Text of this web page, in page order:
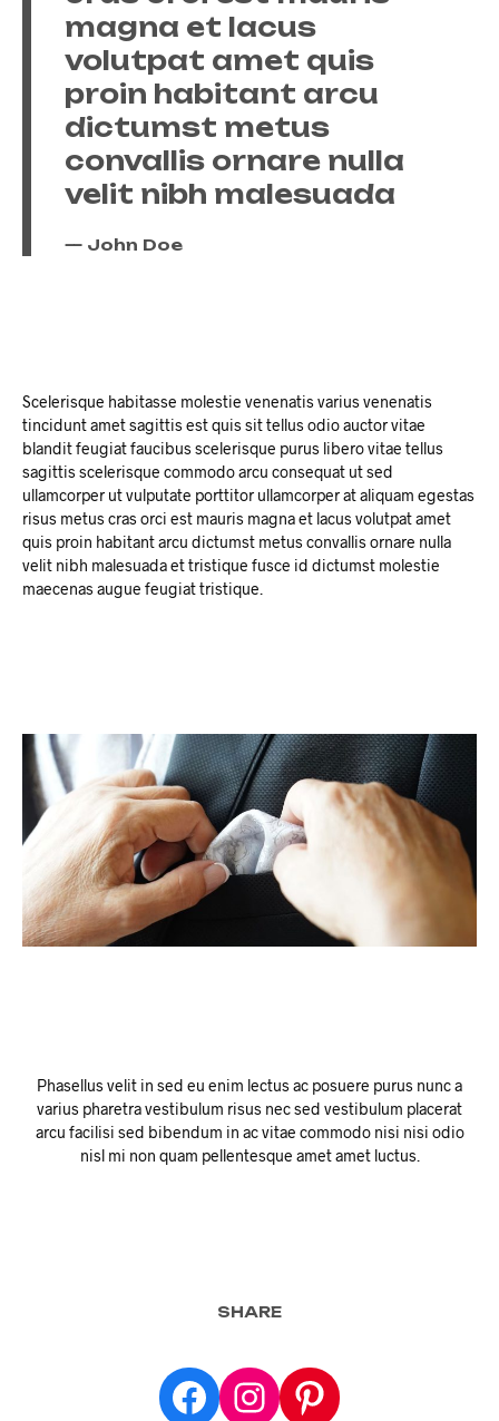
magna et lacus
volutpat amet quis
proin habitant arcu
dictumst metus
convallis ornare nulla
velit nibh malesuada
John Doe
Scelerisque habitasse molestie venenatis varius venenatis
tincidunt amet sagittis est quis sit tellus odio auctor vitae
blandit feugiat faucibus scelerisque purus libero vitae tellus
sagittis scelerisque commodo arcu consequat ut sed
ullamcorper ut vulputate porttitor ullamcorper at aliquam egestas
risus metus cras orci est mauris magna et lacus volutpat amet
quis proin habitant arcu dictumst metus convallis ornare nulla
velit nibh malesuada et tristique fusce id dictumst molestie
maecenas augue feugiat tristique.
Phasellus velit in sed eu enim lectus ac posuere purus nunc a
varius pharetra vestibulum risus nec sed vestibulum placerat
arcu facilisi sed bibendum in ac vitae commodo nisi nisi odio
nisl mi non quam pellentesque amet amet luctus.
SHARE
Facebook
Instagram
Pinterest